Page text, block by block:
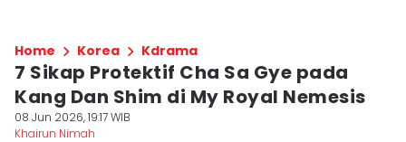
Home Korea Kdrama
7 Sikap Protektif Cha Sa Gye pada
Kang Dan Shim di My Royal Nemesis
08 Jun 2026, 19:17 WIB
Khairun Nimah